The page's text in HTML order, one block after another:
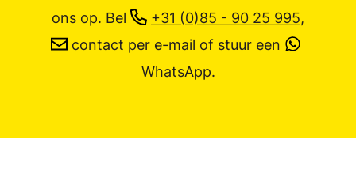
ons op. Bel +31 (0)85 - 90 25 995,
contact per e-mail of stuur een
WhatsApp.